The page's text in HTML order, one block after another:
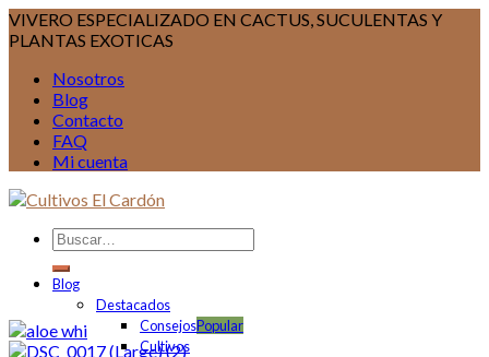
VIVERO ESPECIALIZADO EN CACTUS, SUCULENTAS Y
PLANTAS EXOTICAS
Nosotros
Blog
Contacto
FAQ
Mi cuenta
Blog
Destacados
Consejos
Cultivos